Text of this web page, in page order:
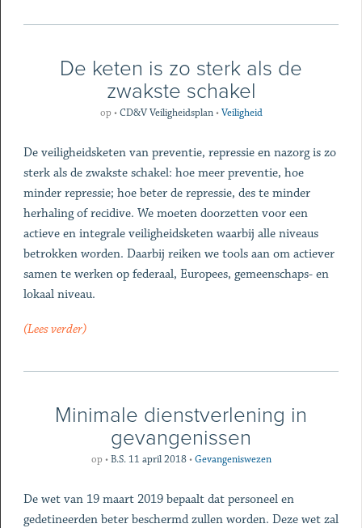
De keten is zo sterk als de
zwakste schakel
op •CD&V Veiligheidsplan •Veiligheid
De veiligheidsketen van preventie, repressie en nazorg is zo
sterk als de zwakste schakel: hoe meer preventie, hoe
minder repressie; hoe beter de repressie, des te minder
herhaling of recidive. We moeten doorzetten voor een
actieve en integrale veiligheidsketen waarbij alle niveaus
betrokken worden. Daarbij reiken we tools aan om actiever
samen te werken op federaal, Europees, gemeenschaps- en
lokaal niveau.
(Lees verder)
Minimale dienstverlening in
gevangenissen
op •B.S. 11 april 2018 •Gevangeniswezen
De wet van 19 maart 2019 bepaalt dat personeel en
gedetineerden beter beschermd zullen worden. Deze wet zal